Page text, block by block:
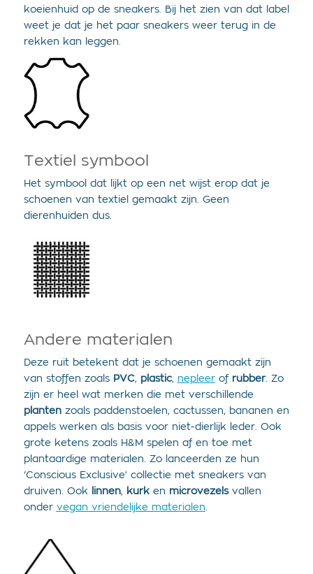
koeienhuid op de sneakers. Bij het zien van dat label
weet je dat je het paar sneakers weer terug in de
rekken kan leggen.
Textiel symbool
Het symbool dat lijkt op een net wijst erop dat je
schoenen van textiel gemaakt zijn. Geen
dierenhuiden dus.
Andere materialen
Deze ruit betekent dat je schoenen gemaakt zijn
van stoffen zoals PVC, plastic, nepleerof rubber. Zo
zijn er heel wat merken die met verschillende
plantenzoals paddenstoelen, cactussen, bananen en
appels werken als basis voor niet-dierlijk leder. Ook
grote ketens zoals H&M spelen af en toe met
plantaardige materialen. Zo lanceerden ze hun
‘Conscious Exclusive’ collectie met sneakers van
druiven. Ook
linnen, kurken microvezelsvallen
onder vegan vriendelijke materialen.